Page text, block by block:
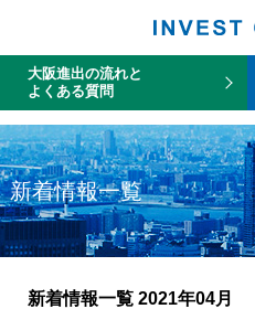
大阪進出の流れと
よくある質問
新着情報一覧
新着情報一覧2021年04月